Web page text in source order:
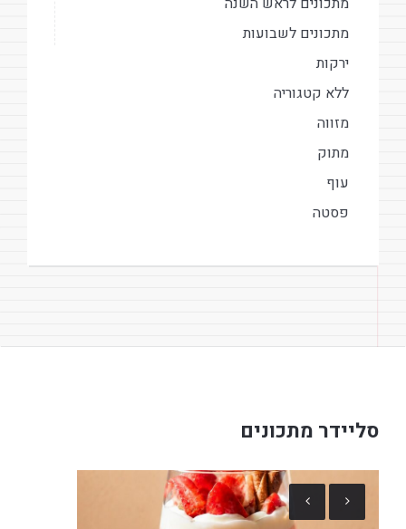
מתכונים לשבועות
ירקות
ללא קטגוריה
מזווה
מתוק
עוף
פסטה
סליידר מתכונים